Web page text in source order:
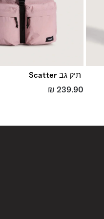
תיק גב Scatter
₪ 239.90